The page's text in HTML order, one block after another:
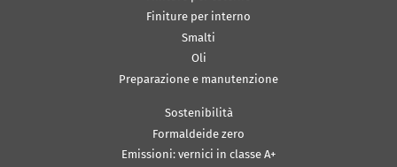
Finiture per interno
Smalti
Oli
Preparazione e manutenzione
Sostenibilità
Formaldeide zero
Emissioni: vernici in classe A+